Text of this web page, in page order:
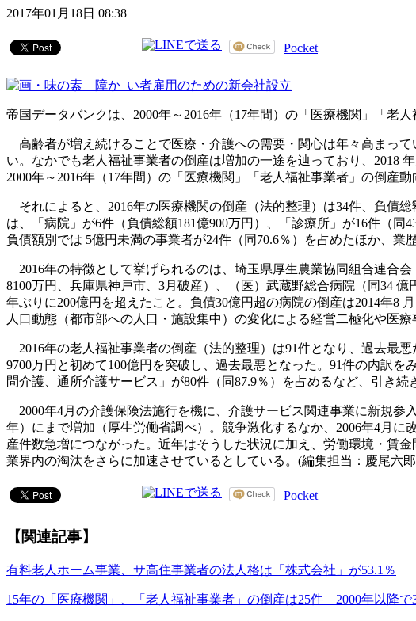
2017年01月18日 08:38
Pocket
帝国データバンクは、2000年～2016年（17年間）の「医療機関」「老
高齢者が増え続けることで医療・介護への需要・関心は年々高まっ
い。なかでも老人福祉事業者の倒産は増加の一途を辿っており、2018
2000年～2016年（17年間）の「医療機関」「老人福祉事業者」の倒産
それによると、2016年の医療機関の倒産（法的整理）は34件、負債
は、「病院」が6件（負債総額181億900万円）、「診療所」が16件（同
負債額別では 5億円未満の事業者が24件（同70.6％）を占めたほか、業
2016年の特徴として挙げられるのは、埼玉県厚生農業協同組合連合
8100万円、兵庫県神戸市、3月破産）、（医）武蔵野総合病院（同34
年ぶりに200億円を超えたこと。負債30億円超の病院の倒産は2014年8
人口動態（都市部への人口・施設集中）の変化による経営二極化や医
2016年の老人福祉事業者の倒産（法的整理）は91件となり、過去最
9700万円と初めて100億円を突破し、過去最悪となった。91件の内訳
問介護、通所介護サービス」が80件（同87.9％）を占めるなど、引き続
2000年4月の介護保険法施行を機に、介護サービス関連事業に新規参
年）にまで増加（厚生労働省調べ）。競争激化するなか、2006年4月
産件数急増につながった。近年はそうした状況に加え、労働環境・賃
業界内の淘汰をさらに加速させているとしている。(編集担当：慶尾六
Pocket
【関連記事】
有料老人ホーム事業、サ高住事業者の法人格は「株式会社」が53.1％
15年の「医療機関」、「老人福祉事業者」の倒産は25件 2000年以降で